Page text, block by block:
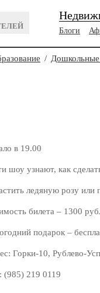
Блоги
/
в 19.00
шоу узнают, как
ледяную розу или
билета – 1300
подарок –
Горки-10, Рублево-
(985) 219 0119